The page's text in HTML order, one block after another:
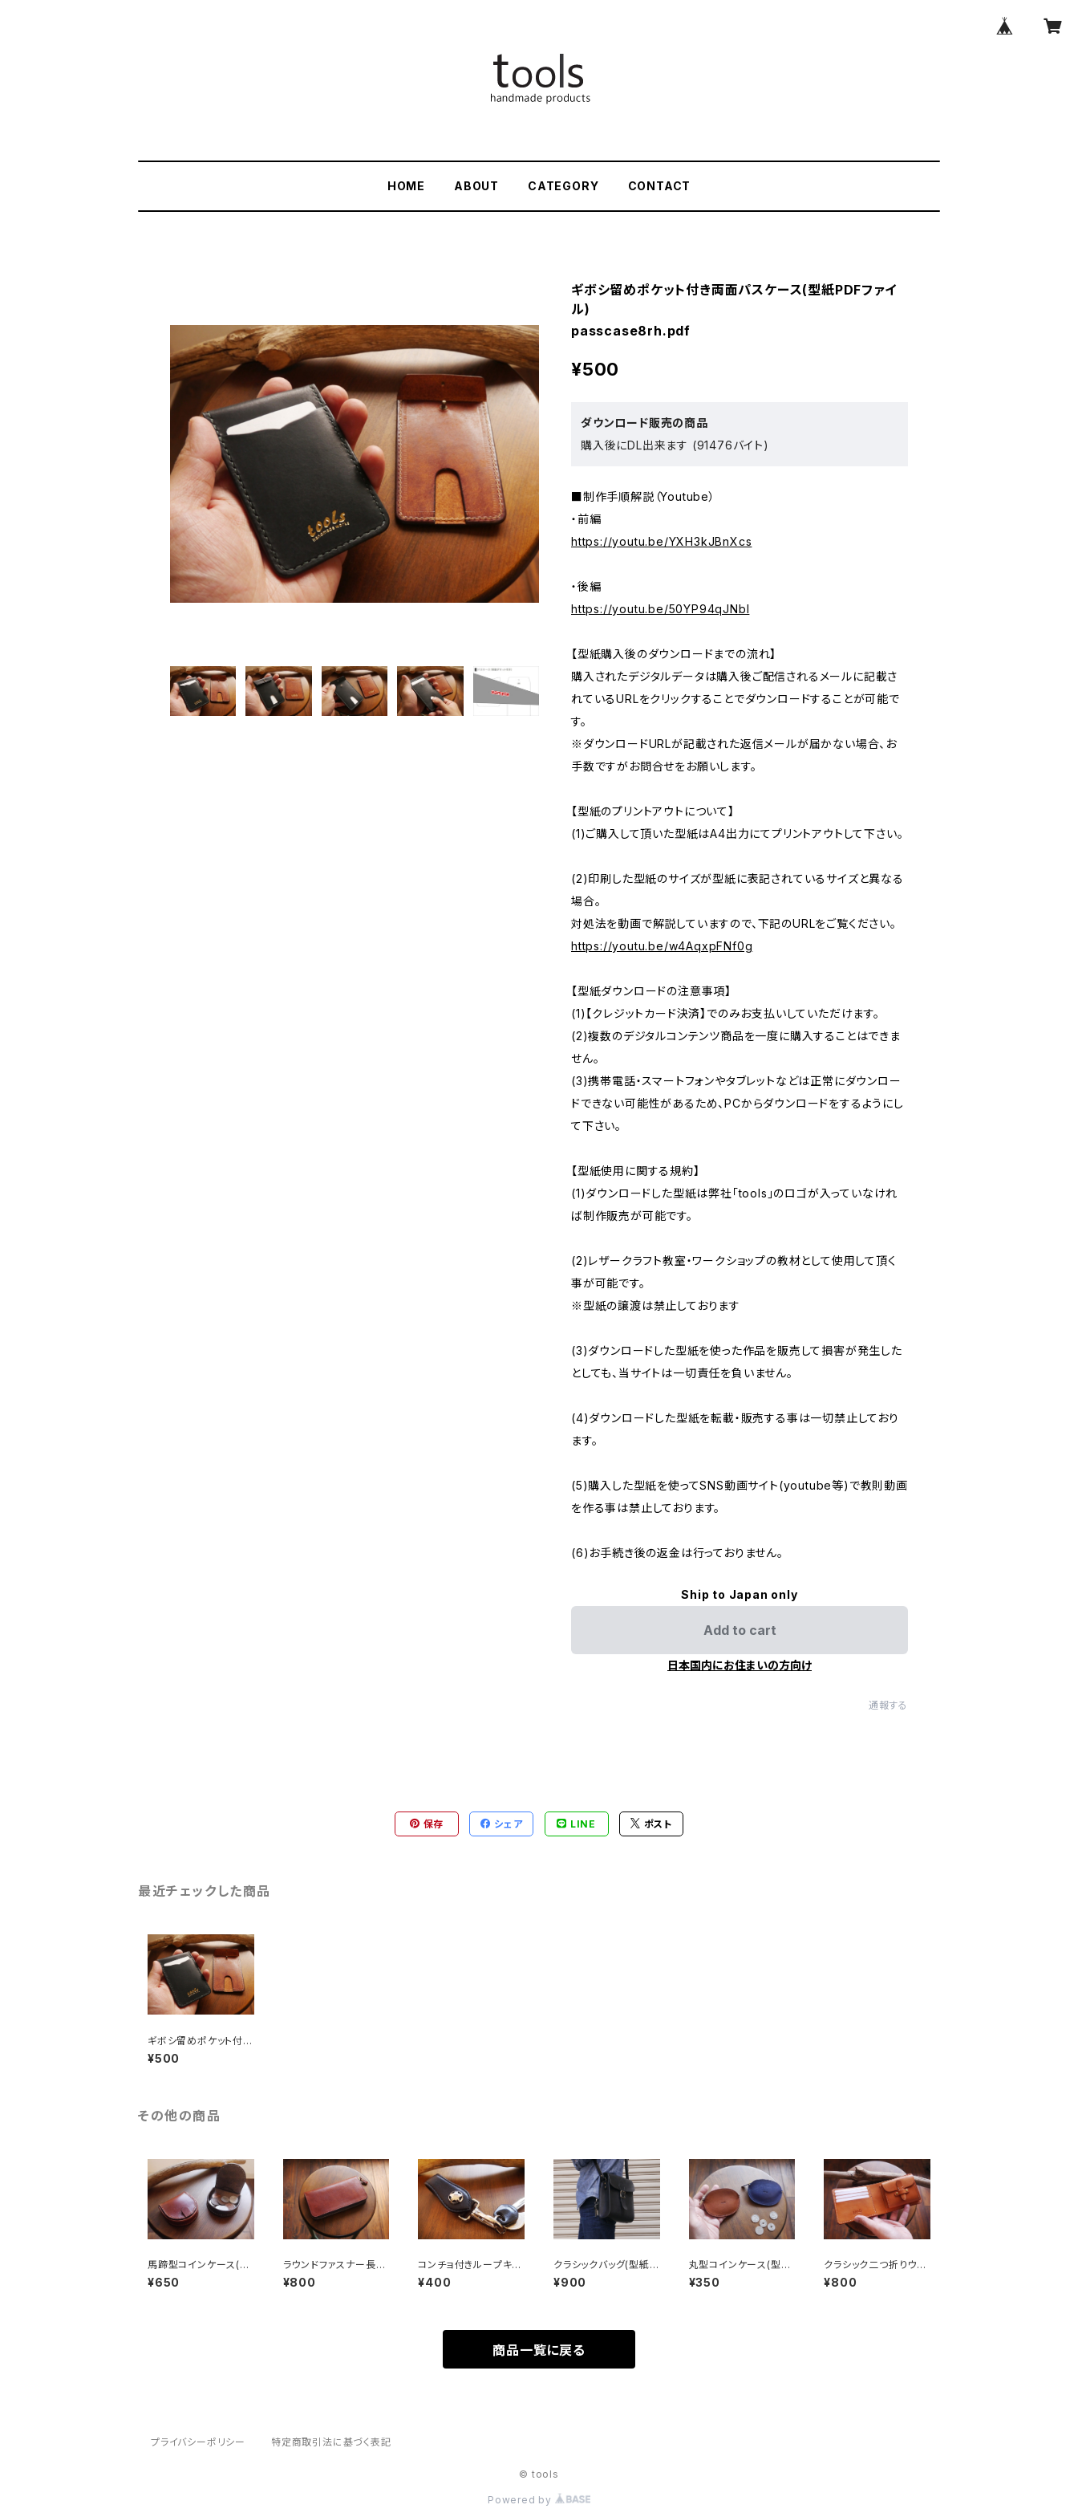
HOME ABOUT CATEGORY CONTACT
ギボシ留めポケット付き両面パスケース(型紙PDFファイ
ル)
passcase8rh.pdf
¥500
ダウンロード販売の商品
購入後にDL出来ます (91476バイト)
■制作手順解説（Youtube）
・前編
https://youtu.be/YXH3kJBnXcs
・後編
https://youtu.be/50YP94qJNbI
【型紙購入後のダウンロードまでの流れ】
購入されたデジタルデータは購入後ご配信されるメールに記載さ
れているURLをクリックすることでダウンロードすることが可能で
す。
※ダウンロードURLが記載された返信メールが届かない場合、お
手数ですがお問合せをお願いします。
【型紙のプリントアウトについて】
(1)ご購入して頂いた型紙はA4出力にてプリントアウトして下さい。
(2)印刷した型紙のサイズが型紙に表記されているサイズと異なる
場合。
対処法を動画で解説していますので、下記のURLをご覧ください。
https://youtu.be/w4AqxpFNf0g
【型紙ダウンロードの注意事項】
(1)【クレジットカード決済】でのみお支払いしていただけます。
(2)複数のデジタルコンテンツ商品を一度に購入することはできま
せん。
(3)携帯電話・スマートフォンやタブレットなどは正常にダウンロー
ドできない可能性があるため、PCからダウンロードをするようにし
て下さい。
【型紙使用に関する規約】
(1)ダウンロードした型紙は弊社「tools」のロゴが入っていなけれ
ば制作販売が可能です。
(2)レザークラフト教室・ワークショップの教材として使用して頂く
事が可能です。
※型紙の譲渡は禁止しております
(3)ダウンロードした型紙を使った作品を販売して損害が発生した
としても、当サイトは一切責任を負いません。
(4)ダウンロードした型紙を転載・販売する事は一切禁止しており
ます。
(5)購入した型紙を使ってSNS動画サイト(youtube等)で教則動画
を作る事は禁止しております。
(6)お手続き後の返金は行っておりません。
Ship to Japan only
Add to cart
日本国内にお住まいの方向け
通報する
保存 シェア LINE ポスト
最近チェックした商品
ギボシ留めポケット付き
両面パスケース(型紙P
DFファイル)
¥500
その他の商品
馬蹄型コインケース(型
紙PDFファイル)
¥650
ラウンドファスナー長財
布(型紙PDFファイル)
¥800
コンチョ付きループキー
ホルダー(型紙PDFファ
イル)
¥400
クラシックバッグ(型紙P
DFファイル)
¥900
丸型コインケース(型紙
PDFファイル)
¥350
クラシック二つ折りウォ
レット(型紙PDFファイ
ル)
¥800
商品一覧に戻る
プライバシーポリシー 特定商取引法に基づく表記
© tools
Powered by